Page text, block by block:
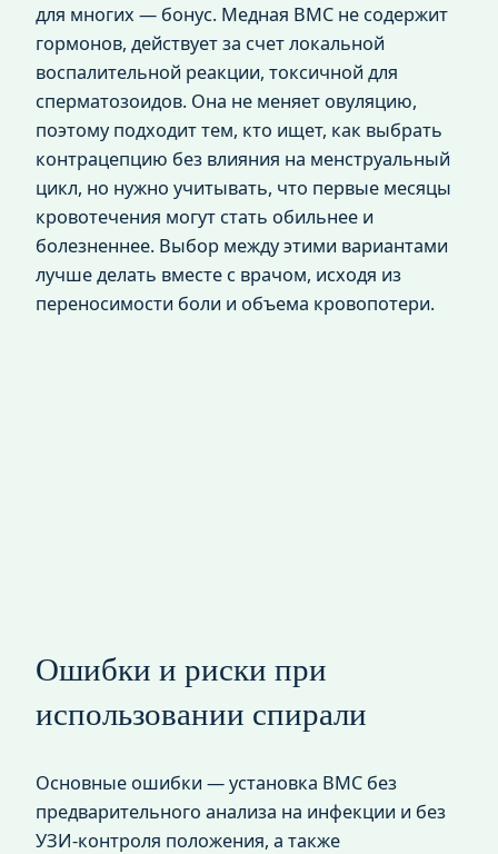
для многих — бонус. Медная ВМС не содержит
гормонов, действует за счет локальной
воспалительной реакции, токсичной для
сперматозоидов. Она не меняет овуляцию,
поэтому подходит тем, кто ищет, как выбрать
контрацепцию без влияния на менструальный
цикл, но нужно учитывать, что первые месяцы
кровотечения могут стать обильнее и
болезненнее. Выбор между этими вариантами
лучше делать вместе с врачом, исходя из
переносимости боли и объема кровопотери.
Ошибки и риски при
использовании спирали
Основные ошибки — установка ВМС без
предварительного анализа на инфекции и без
УЗИ-контроля положения, а также